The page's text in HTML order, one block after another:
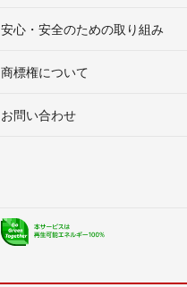
安心・安全のための取り組み
商標権について
お問い合わせ